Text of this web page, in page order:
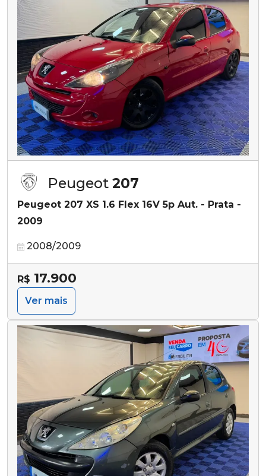
Peugeot 207
Peugeot 207 XS 1.6 Flex 16V 5p Aut. - Prata -
2009
2008/2009
R$ 17.900
Ver mais